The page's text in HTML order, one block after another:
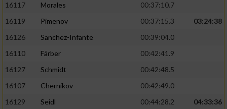
16117
Morales
00:37:10.7
16119
Pimenov 00:37:15.3
03:24:38
16126
Sanchez-Infante
00:39:04.0
16110
Färber
00:42:41.9
16127
Schmidt
00:42:48.5
16107
Chernikov
00:42:49.0
16129
Seidl 00:44:28.2 04:33:36